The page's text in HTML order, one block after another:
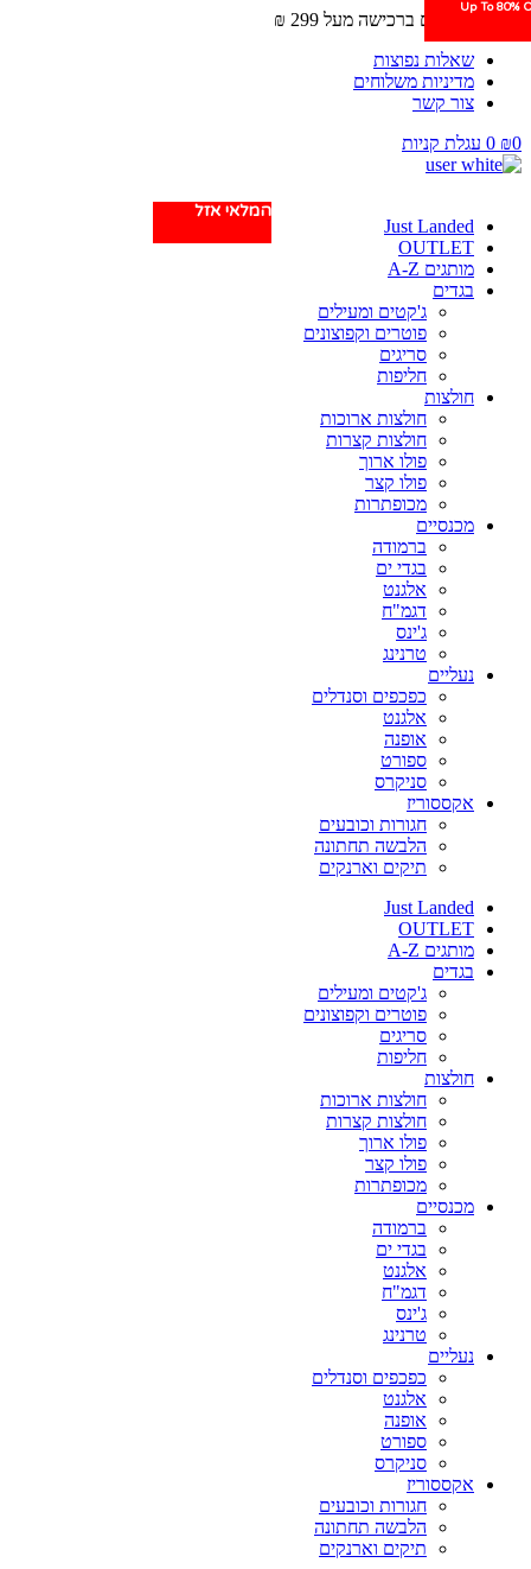
משלוחים חינם ברכישה מעל 299 ₪
שאלות נפוצות
מדיניות משלוחים
צור קשר
₪0
0 עגלת קניות
Just Landed
OUTLET
מותגים A-Z
בגדים
ג'קטים ומעילים
פוטרים וקפוצונים
סריגים
חליפות
חולצות
חולצות ארוכות
חולצות קצרות
פולו ארוך
פולו קצר
מכופתרות
מכנסיים
ברמודה
בגדי ים
אלגנט
דגמ"ח
ג'ינס
טרנינג
נעליים
כפכפים וסנדלים
אלגנט
אופנה
ספורט
סניקרס
אקססוריז
חגורות וכובעים
הלבשה תחתונה
תיקים וארנקים
Just Landed
OUTLET
מותגים A-Z
בגדים
ג'קטים ומעילים
פוטרים וקפוצונים
סריגים
חליפות
חולצות
חולצות ארוכות
חולצות קצרות
פולו ארוך
פולו קצר
מכופתרות
מכנסיים
ברמודה
בגדי ים
אלגנט
דגמ"ח
ג'ינס
טרנינג
נעליים
כפכפים וסנדלים
אלגנט
אופנה
ספורט
סניקרס
אקססוריז
חגורות וכובעים
הלבשה תחתונה
תיקים וארנקים
Up To 80%
המלאי אזל
Up To 80%
המלאי אזל